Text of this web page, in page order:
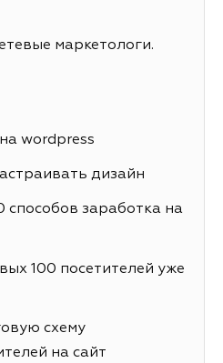
маркетологи.
wordpress
дизайн
способов заработка на
100 посетителей уже
схему
на сайт